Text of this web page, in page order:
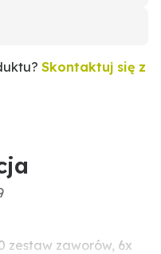
Skontaktuj się z
zestaw zaworów, 6x